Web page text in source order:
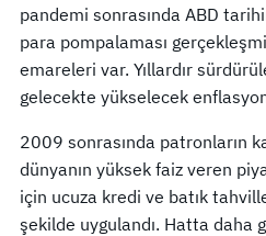
pandemi sonrasında ABD
para pompalaması
emareleri var. Yıllardır
gelecekte yükselecek
2009 sonrasında patronların
dünyanın yüksek faiz veren
için ucuza kredi ve batık
şekilde uygulandı. Hatta daha